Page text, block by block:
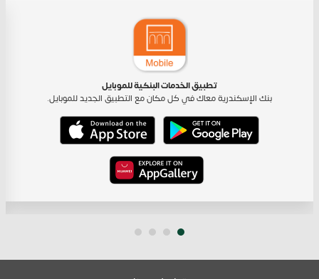
تطبيق الخدمات البنكية للموبايل
بنك الإسكندرية معاك في كل مكان مع التطبيق الجديد للموبايل.